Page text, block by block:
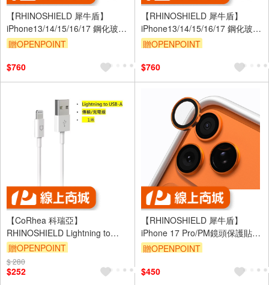
【RHINOSHIELD 犀牛盾】
iPhone13/14/15/16/17 鋼化玻璃
保護貼 高透黑邊抗藍光
贈OPENPOINT
$760
【RHINOSHIELD 犀牛盾】
iPhone13/14/15/16/17 鋼化玻璃
保護貼 高透黑邊抗藍光
贈OPENPOINT
$760
【CoRhea 科瑞亞】
RHINOSHIELD Lightning to
USB-A for 1M-白色一般款充電
傳輸線
贈OPENPOINT
$ 280
$252
【RHINOSHIELD 犀牛盾】
iPhone 17 Pro/PM鏡頭保護貼-
橙
贈OPENPOINT
$450